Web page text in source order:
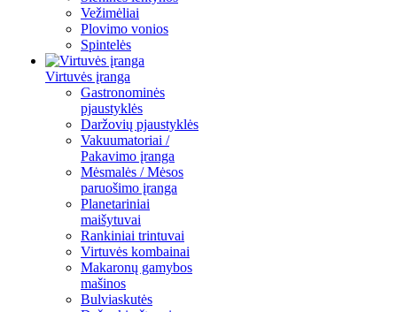
Vežimėliai
Plovimo vonios
Spintelės
Virtuvės įranga
Gastronominės
pjaustyklės
Daržovių pjaustyklės
Vakuumatoriai /
Pakavimo įranga
Mėsmalės / Mėsos
paruošimo įranga
Planetariniai
maišytuvai
Rankiniai trintuvai
Virtuvės kombainai
Makaronų gamybos
mašinos
Bulviaskutės